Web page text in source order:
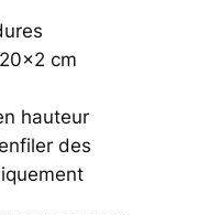
cm
hauteur
des